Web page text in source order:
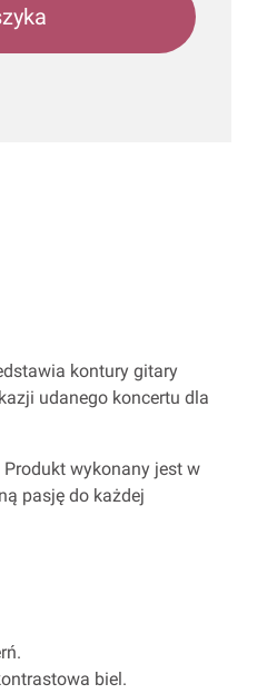
kontury gitary
udanego koncertu dla
Produkt wykonany jest w
pasję do każdej
biel.